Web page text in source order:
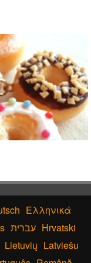
Ελληνικά
עברית Hrvatski
Lietuvių Latviešu